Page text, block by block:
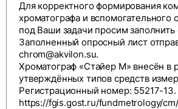
Для корректного формирования
хроматографа и вспомогательного
под Ваши задачи просим заполнить
Заполненный опросный лист
chrom@akvilon.su.
Хроматограф «Стайер М» внесён в
утверждённых типов средств
Регистрационный номер: 55217-13.
https://fgis.gost.ru/fundmetrology/